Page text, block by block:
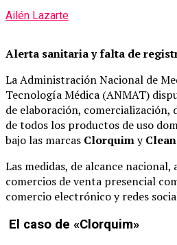
Ailén Lazarte
Alerta sanitaria y falta de
La Administración Nacional de
Tecnología Médica (ANMAT)
de elaboración,
de todos los productos de uso
bajo las marcas Clorquimy
Las medidas, de alcance
comercios de venta presencial
comercio electrónico y redes
El caso de «Clorquim»